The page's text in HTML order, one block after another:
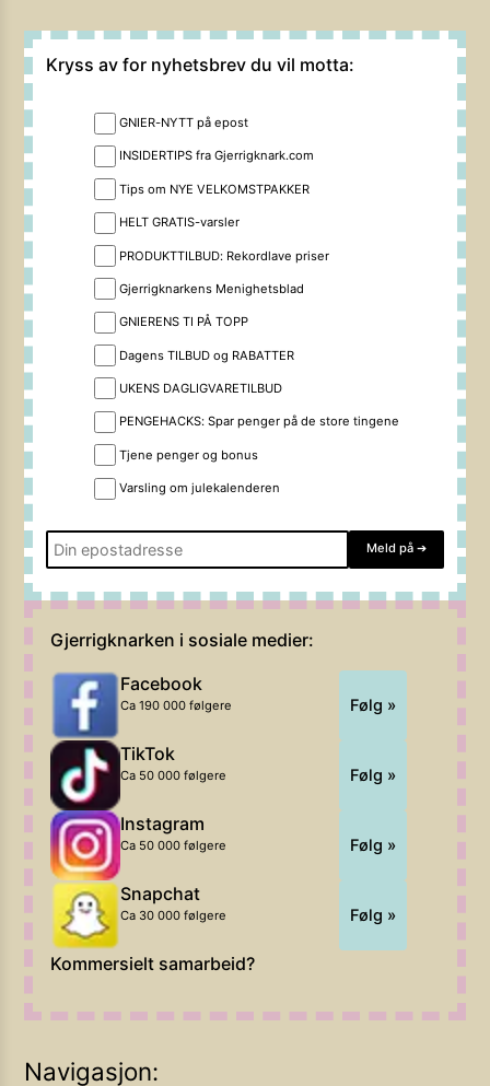
Kryss av for nyhetsbrev du vil motta:
GNIER-NYTT på epost
INSIDERTIPS fra Gjerrigknark.com
Tips om NYE VELKOMSTPAKKER
HELT GRATIS-varsler
PRODUKTTILBUD: Rekordlave priser
Gjerrigknarkens Menighetsblad
GNIERENS TI PÅ TOPP
Dagens TILBUD og RABATTER
UKENS DAGLIGVARETILBUD
PENGEHACKS: Spar penger på de store tingene
Tjene penger og bonus
Varsling om julekalenderen
Meld på ➔
Gjerrigknarken i sosiale medier:
Facebook
Ca 190 000 følgere Følg »
TikTok
Ca 50 000 følgere Følg »
Instagram
Ca 50 000 følgere Følg »
Snapchat
Ca 30 000 følgere Følg »
Kommersielt samarbeid?
Navigasjon: